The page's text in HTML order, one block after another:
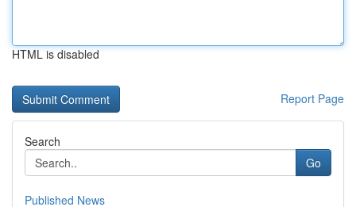
HTML is disabled
Report Page
Search
Go
Published News